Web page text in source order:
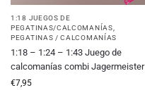
1:18 JUEGOS DE
PEGATINAS/CALCOMANÍAS,
PEGATINAS / CALCOMANÍAS
1:18 – 1:24 – 1:43 Juego de
calcomanías combi Jagermeister
€7,95